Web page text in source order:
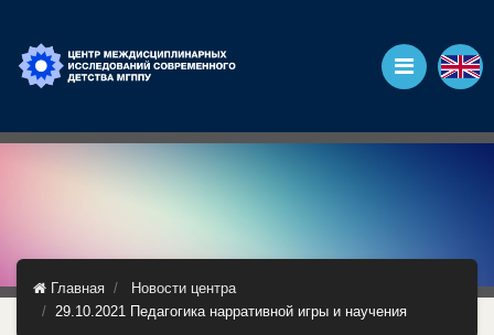
Главная
Новости центра
29.10.2021 Педагогика нарративной игры и научения